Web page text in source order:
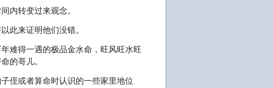
内转变过来观念。
此来证明他们没错。
难得一遇的极品金水命，旺风旺水旺
的哥儿。
侄或者算命时认识的一些家里地位